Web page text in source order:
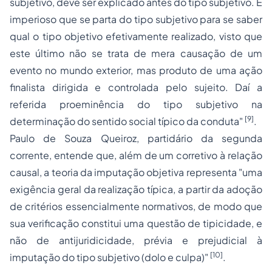
imperioso que se parta do tipo subjetivo para se saber
qual o tipo objetivo efetivamente realizado, visto que
este último não se trata de mera causação de um
evento no mundo exterior, mas produto de uma ação
finalista dirigida e controlada pelo sujeito. Daí a
referida proeminência do tipo subjetivo na
determinação do sentido social típico da conduta" [9].
Paulo de Souza Queiroz, partidário da segunda
corrente, entende que, além de um corretivo à relação
causal, a teoria da imputação objetiva representa "uma
exigência geral da realização típica, a partir da adoção
de critérios essencialmente normativos, de modo que
sua verificação constitui uma questão de tipicidade, e
não de antijuridicidade, prévia e prejudicial à
imputação do tipo subjetivo (dolo e culpa)" [10].